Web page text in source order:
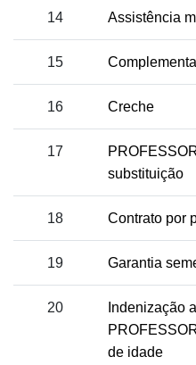
14 Assistência
15
16 Creche
17
substituição
18 Contrato por
19 Garantia
20
Indenização
de idade